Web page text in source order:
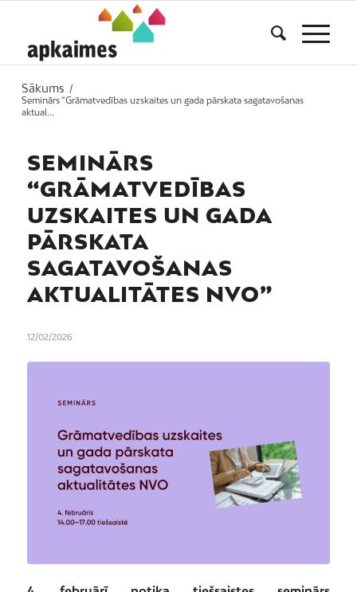
Sākums
/
Seminārs “Grāmatvedības uzskaites un gada pārskata sagatavošanas
aktual...
SEMINĀRS
“GRĀMATVEDĪBAS
UZSKAITES UN GADA
PĀRSKATA
SAGATAVOŠANAS
AKTUALITĀTES NVO”
12/02/2026